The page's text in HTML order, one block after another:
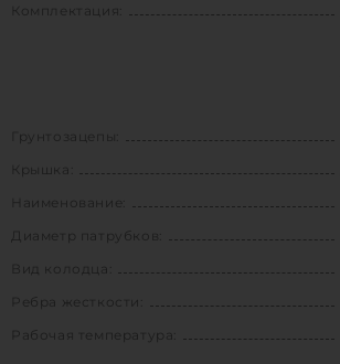
Комплектация:
Грунтозацепы:
Крышка:
Наименование:
Диаметр патрубков:
Вид колодца:
Ребра жесткости:
Рабочая температура: